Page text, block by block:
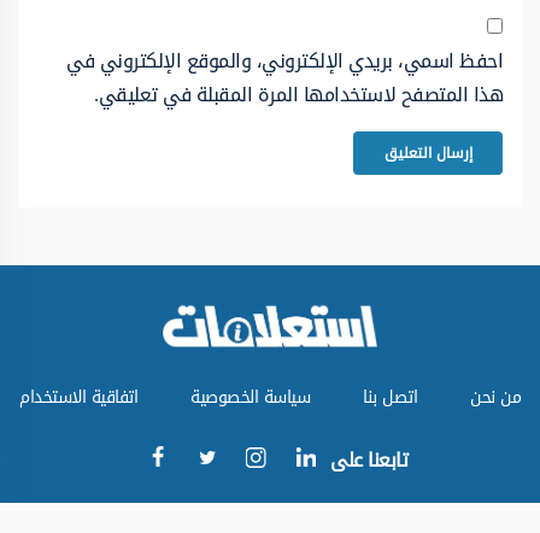
احفظ اسمي، بريدي الإلكتروني، والموقع الإلكتروني في
هذا المتصفح لاستخدامها المرة المقبلة في تعليقي.
من نحن اتصل بنا سياسة الخصوصية اتفاقية الاستخدام
تابعنا على